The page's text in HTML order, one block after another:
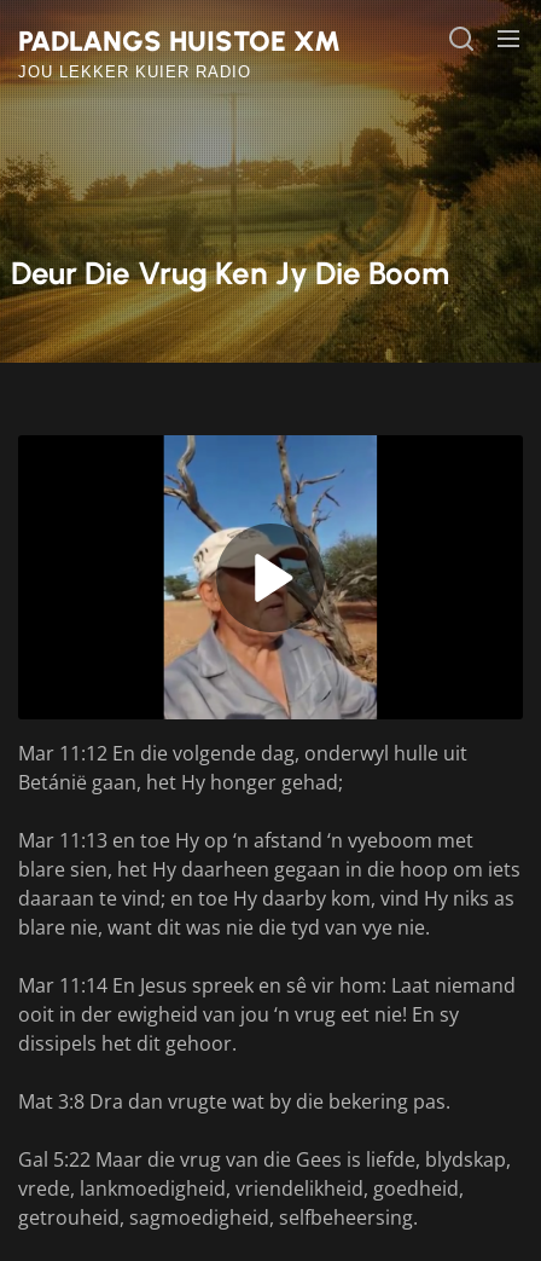
the
content
PADLANGS HUISTOE XM
JOU LEKKER KUIER RADIO
Deur Die Vrug Ken Jy Die Boom
Mar 11:12 En die volgende dag, onderwyl hulle uit
Betánië gaan, het Hy honger gehad;
Mar 11:13 en toe Hy op ‘n afstand ‘n vyeboom met
blare sien, het Hy daarheen gegaan in die hoop om iets
daaraan te vind; en toe Hy daarby kom, vind Hy niks as
blare nie, want dit was nie die tyd van vye nie.
Mar 11:14 En Jesus spreek en sê vir hom: Laat niemand
ooit in der ewigheid van jou ‘n vrug eet nie! En sy
dissipels het dit gehoor.
Mat 3:8 Dra dan vrugte wat by die bekering pas.
Gal 5:22 Maar die vrug van die Gees is liefde, blydskap,
vrede, lankmoedigheid, vriendelikheid, goedheid,
getrouheid, sagmoedigheid, selfbeheersing.